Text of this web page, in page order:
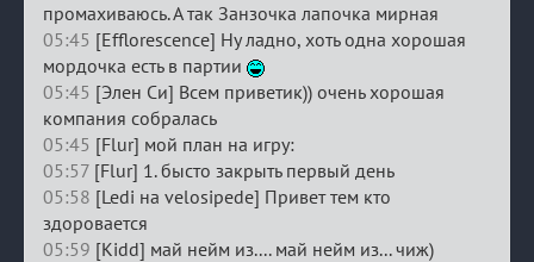
промахиваюсь. А так Занзочка лапочка мирная
05:45 [Efflorescence] Ну ладно, хоть одна хорошая
мордочка есть в партии
05:45 [Элен Си] Всем приветик)) очень хорошая
компания собралась
05:45 [Flur] мой план на игру:
05:57 [Flur] 1. бысто закрыть первый день
05:58 [Ledi на velosipede] Привет тем кто
здоровается
05:59 [Kidd] май нейм из.... май нейм из... чиж)